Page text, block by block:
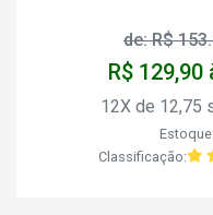
de: R$
R$ 129,90
12X de 12,75
Classificação: